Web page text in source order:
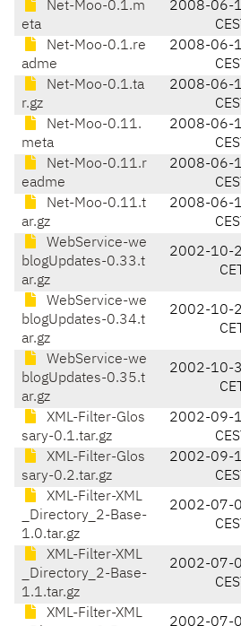
Net-Moo-0.1.m
eta
2008-06-
CEST
Net-Moo-0.1.re
adme
2008-06-
CEST
Net-Moo-0.1.ta
r.gz
2008-06-
CEST
Net-Moo-0.11.
meta
2008-06-
CEST
Net-Moo-0.11.r
eadme
2008-06-
CEST
Net-Moo-0.11.t
ar.gz
2008-06-
CEST
WebService-we
blogUpdates-0.33.t
ar.gz
2002-10-
CET
WebService-we
blogUpdates-0.34.t
ar.gz
2002-10-
CET
WebService-we
blogUpdates-0.35.t
ar.gz
2002-10-
CET
XML-Filter-Glos
sary-0.1.tar.gz
2002-09-
CEST
XML-Filter-Glos
sary-0.2.tar.gz
2002-09-
CEST
XML-Filter-XML
_Directory_2-Base-
1.0.tar.gz
2002-07-
CEST
XML-Filter-XML
_Directory_2-Base-
1.1.tar.gz
2002-07-
CEST
XML-Filter-XML
2002-07-